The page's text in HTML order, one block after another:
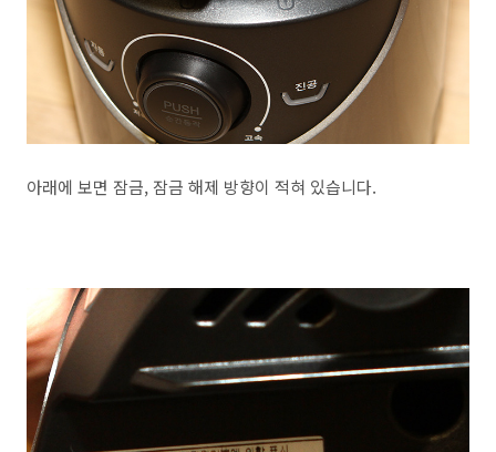
아래에 보면 잠금, 잠금 해제 방향이 적혀 있습니다.